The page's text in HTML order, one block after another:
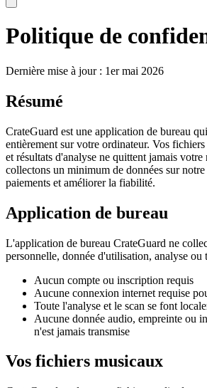
Politique de
Dernière mise à jour : 1er mai 2026
Résumé
CrateGuard est une application de bureau
entièrement sur votre ordinateur. Vos
et résultats d'analyse ne quittent jamais
collectons un minimum de données sur
paiements et améliorer la fiabilité.
Application de bureau
L'application de bureau CrateGuard ne
personnelle, donnée d'utilisation, analyse ou
Aucun compte ou inscription requis
Aucune connexion internet requise
Toute l'analyse et le scan se font
Aucune donnée audio, empreinte ou
n'est jamais transmise
Vos fichiers musicaux